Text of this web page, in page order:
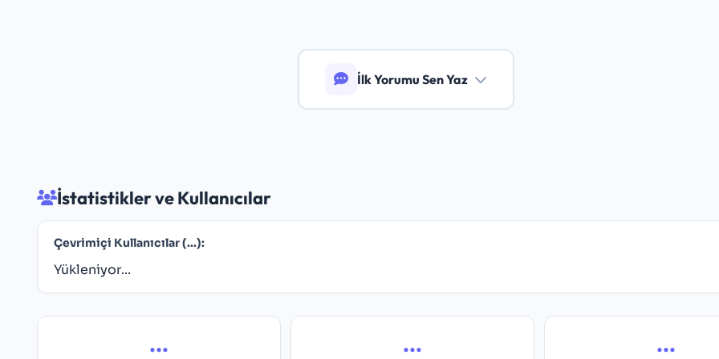
İlk Yorumu Sen Yaz
İstatistikler ve Kullanıcılar
Çevrimiçi Kullanıcılar (...):
Yükleniyor...
... ... ...